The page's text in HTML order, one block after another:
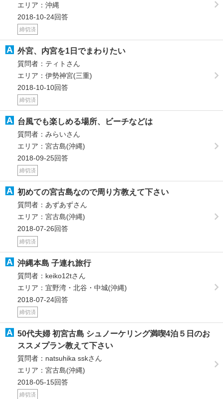
エリア：沖縄
2018-10-24回答
締切済
外宮、内宮を1日でまわりたい
質問者：ティトさん
エリア：伊勢神宮(三重)
2018-10-10回答
締切済
台風でも楽しめる場所、ビーチなどは
質問者：みらいさん
エリア：宮古島(沖縄)
2018-09-25回答
締切済
初めての宮古島なので周り方教えて下さい
質問者：あずあずさん
エリア：宮古島(沖縄)
2018-07-26回答
締切済
沖縄本島 子連れ旅行
質問者：keiko12tさん
エリア：宜野湾・北谷・中城(沖縄)
2018-07-24回答
締切済
50代夫婦 初宮古島 シュノーケリング満喫4泊５日のお
ススメプラン教えて下さい
質問者：natsuhika sskさん
エリア：宮古島(沖縄)
2018-05-15回答
締切済